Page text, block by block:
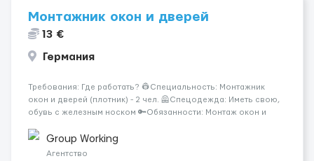
Монтажник окон и дверей
13 €
Германия
Требования: Где работать? 👷‍Специальность: Монтажник
окон и дверей (плотник) - 2 чел. 🦺Спецодежда: Иметь свою,
обувь с железным носком 🔑Обязанности: Монтаж окон и
делать стеклянный фасад из окон. 💶Оплата чистыми: ...
Group Working
Агентство